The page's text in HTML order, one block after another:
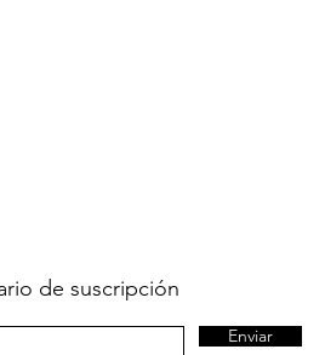
de suscripción
Enviar